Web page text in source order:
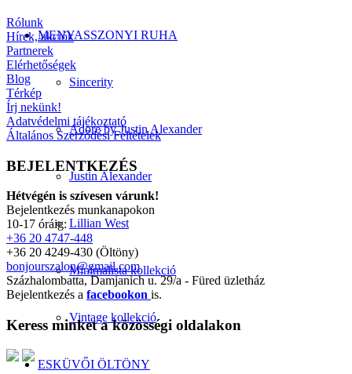
MENYASSZONYI RUHA
Sincerity
Adore by Justin Alexander
Justin Alexander
Lillian West
Minimalista kollekció
Vintage kollekció
ESKÜVŐI ÖLTÖNY
Rólunk
Hírek, akciók
Partnerek
Elérhetőségek
Blog
Térkép
Írj nekünk!
Adatvédelmi tájékoztató
Általános Szerződési Feltételek
BEJELENTKEZÉS
Hétvégén is szívesen várunk!
Bejelentkezés munkanapokon
10-17 óráig:
+36 20 4747-448
+36 20 4249-430 (Öltöny)
bonjourszalon@gmail.com
Százhalombatta, Damjanich u. 29/a - Füred üzletház
Bejelentkezés a facebookon is.
Keress minket a közösségi oldalakon